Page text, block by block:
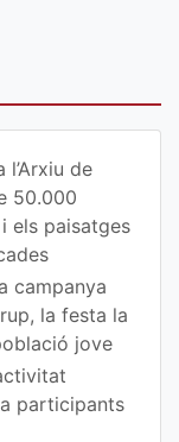
de
50.000
els paisatges
campanya
la festa la
jove
participants